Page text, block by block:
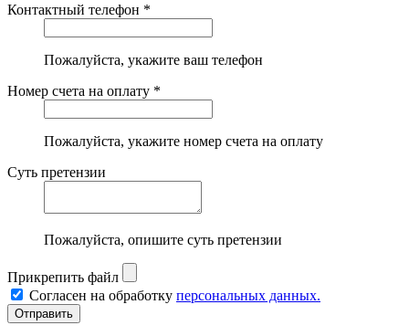
Контактный телефон *
Пожалуйста, укажите ваш телефон
Номер счета на оплату *
Пожалуйста, укажите номер счета на оплату
Суть претензии
Пожалуйста, опишите суть претензии
Прикрепить файл
Согласен на обработку персональных данных.